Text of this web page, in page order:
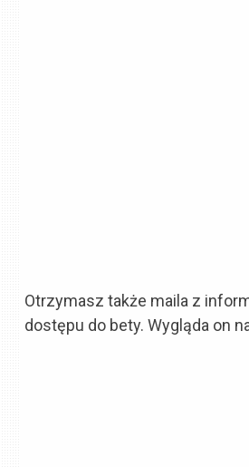
Otrzymasz także maila z
dostępu do bety. Wygląda on